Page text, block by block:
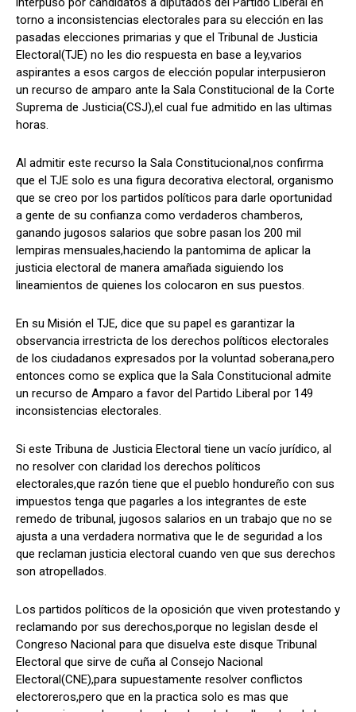
Comparta
Facebook X WhatsApp
Síganos
Comparta
Facebook X WhatsApp
Síganos
torno a inconsistencias electorales para su elección en las
pasadas elecciones primarias y que el Tribunal de Justicia
Electoral(TJE) no les dio respuesta en base a ley,varios
aspirantes a esos cargos de elección popular interpusieron
un recurso de amparo ante la Sala Constitucional de la Corte
Suprema de Justicia(CSJ),el cual fue admitido en las ultimas
horas.
Al admitir este recurso la Sala Constitucional,nos confirma
que el TJE solo es una figura decorativa electoral, organismo
que se creo por los partidos políticos para darle oportunidad
a gente de su confianza como verdaderos chamberos,
ganando jugosos salarios que sobre pasan los 200 mil
lempiras mensuales,haciendo la pantomima de aplicar la
justicia electoral de manera amañada siguiendo los
lineamientos de quienes los colocaron en sus puestos.
En su Misión el TJE, dice que su papel es garantizar la
observancia irrestricta de los derechos políticos electorales
de los ciudadanos expresados por la voluntad soberana,pero
entonces como se explica que la Sala Constitucional admite
un recurso de Amparo a favor del Partido Liberal por 149
inconsistencias electorales.
Si este Tribuna de Justicia Electoral tiene un vacío jurídico, al
no resolver con claridad los derechos políticos
electorales,que razón tiene que el pueblo hondureño con sus
impuestos tenga que pagarles a los integrantes de este
remedo de tribunal, jugosos salarios en un trabajo que no se
ajusta a una verdadera normativa que le de seguridad a los
que reclaman justicia electoral cuando ven que sus derechos
son atropellados.
Los partidos políticos de la oposición que viven protestando y
reclamando por sus derechos,porque no legislan desde el
Congreso Nacional para que disuelva este disque Tribunal
Electoral que sirve de cuña al Consejo Nacional
Electoral(CNE),para supuestamente resolver conflictos
electoreros,pero que en la practica solo es mas que